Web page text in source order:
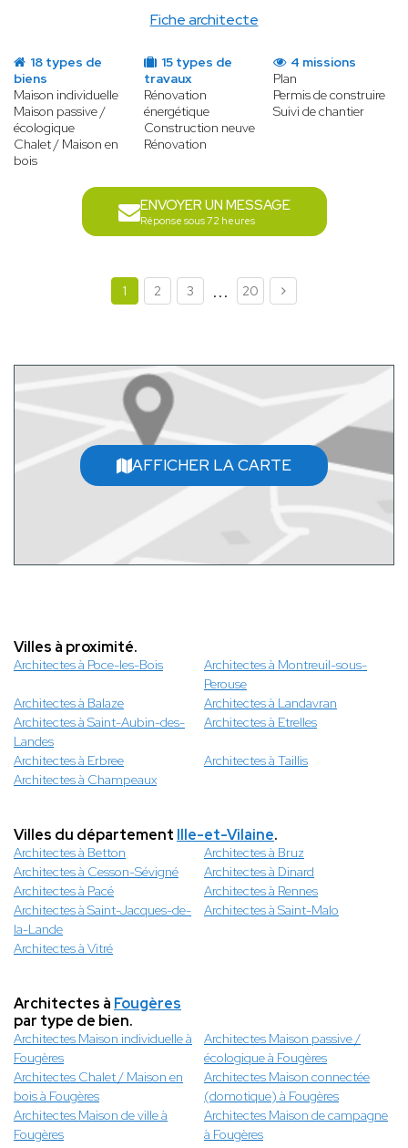
Fiche architecte
18 types de
biens
Maison individuelle
Maison passive /
écologique
Chalet / Maison en
bois
15 types de
travaux
Rénovation
énergétique
Construction neuve
Rénovation
4 missions
Plan
Permis de construire
Suivi de chantier
ENVOYER UN MESSAGE
Réponse sous 72 heures
1 2 3 ... 20
AFFICHER LA CARTE
Villes à proximité.
Architectes à Poce-les-Bois
Architectes à Montreuil-sous-
Perouse
Architectes à Balaze
Architectes à Landavran
Architectes à Saint-Aubin-des-
Landes
Architectes à Etrelles
Architectes à Erbree
Architectes à Taillis
Architectes à Champeaux
Villes du département Ille-et-Vilaine.
Architectes à Betton
Architectes à Bruz
Architectes à Cesson-Sévigné
Architectes à Dinard
Architectes à Pacé
Architectes à Rennes
Architectes à Saint-Jacques-de-
la-Lande
Architectes à Saint-Malo
Architectes à Vitré
Architectes à Fougères
par type de bien.
Architectes Maison individuelle à
Fougères
Architectes Maison passive /
écologique à Fougères
Architectes Chalet / Maison en
bois à Fougères
Architectes Maison connectée
(domotique) à Fougères
Architectes Maison de ville à
Fougères
Architectes Maison de campagne
à Fougères